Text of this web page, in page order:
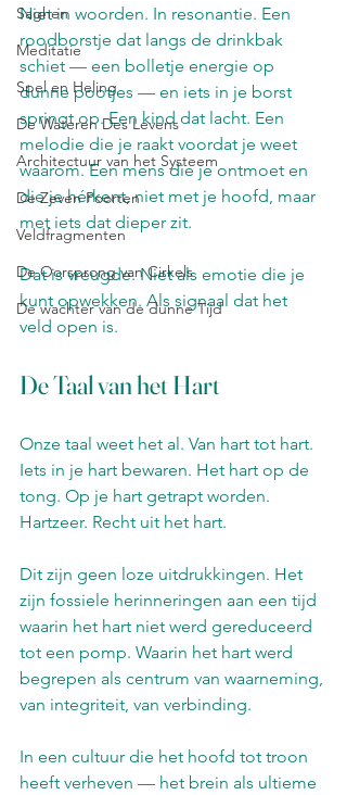
Saghen
Meditatie
Spel en Heling
De Wateren Des Levens
Architectuur van het Systeem
De Zeven Poorten
Veldfragmenten
De Oorsprong van Cirkels
De wachter van de dunne Tijd
Niet in woorden. In resonantie. Een
roodborstje dat langs de drinkbak
schiet — een bolletje energie op
dunne pootjes — en iets in je borst
springt op. Een kind dat lacht. Een
melodie die je raakt voordat je weet
waarom. Een mens die je ontmoet en
die je hérkent, niet met je hoofd, maar
met iets dat dieper zit.
Dat is vreugde. Niet als emotie die je
kunt opwekken. Als signaal dat het
veld open is.
De Taal van het Hart
Onze taal weet het al. Van hart tot hart.
Iets in je hart bewaren. Het hart op de
tong. Op je hart getrapt worden.
Hartzeer. Recht uit het hart.
Dit zijn geen loze uitdrukkingen. Het
zijn fossiele herinneringen aan een tijd
waarin het hart niet werd gereduceerd
tot een pomp. Waarin het hart werd
begrepen als centrum van waarneming,
van integriteit, van verbinding.
In een cultuur die het hoofd tot troon
heeft verheven — het brein als ultieme